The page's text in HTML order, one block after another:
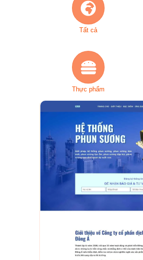
Tất cả
Thực phẩm